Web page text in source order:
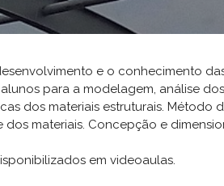
e o conhecimento
para a modelagem, análise
dos materiais estruturais. Método
materiais. Concepção e
em videoaulas.